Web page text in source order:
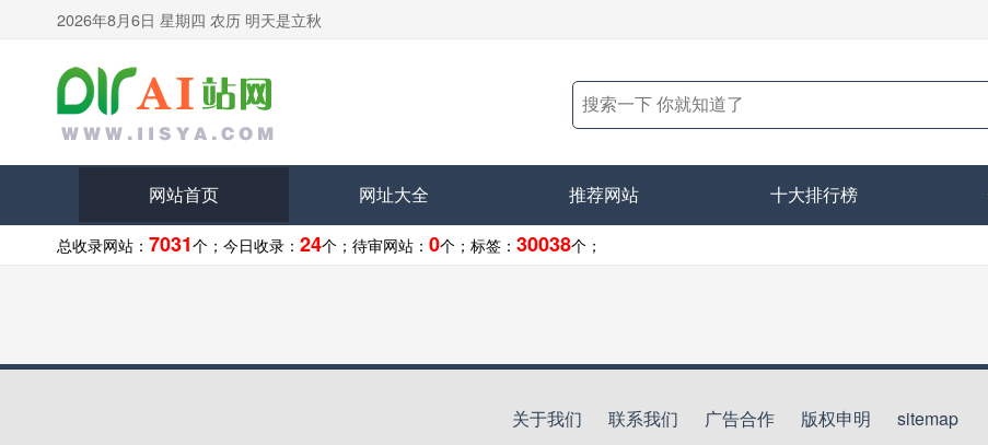
2026年8月6日 星期四 农历 明天是立秋
网站首页 网址大全 推荐网站 十大排行榜
总收录网站： 7031个； 今日收录： 24个； 待审网站： 0个； 标签： 30038个；
关于我们 联系我们 广告合作 版权申明
sitemap